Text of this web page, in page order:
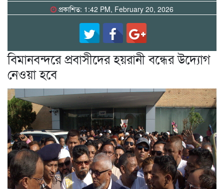
প্রকাশিত: 1:42 PM, February 20, 2026
বিমানবন্দরে প্রবাসীদের হয়রানী বন্ধের উদ্যোগ
নেওয়া হবে